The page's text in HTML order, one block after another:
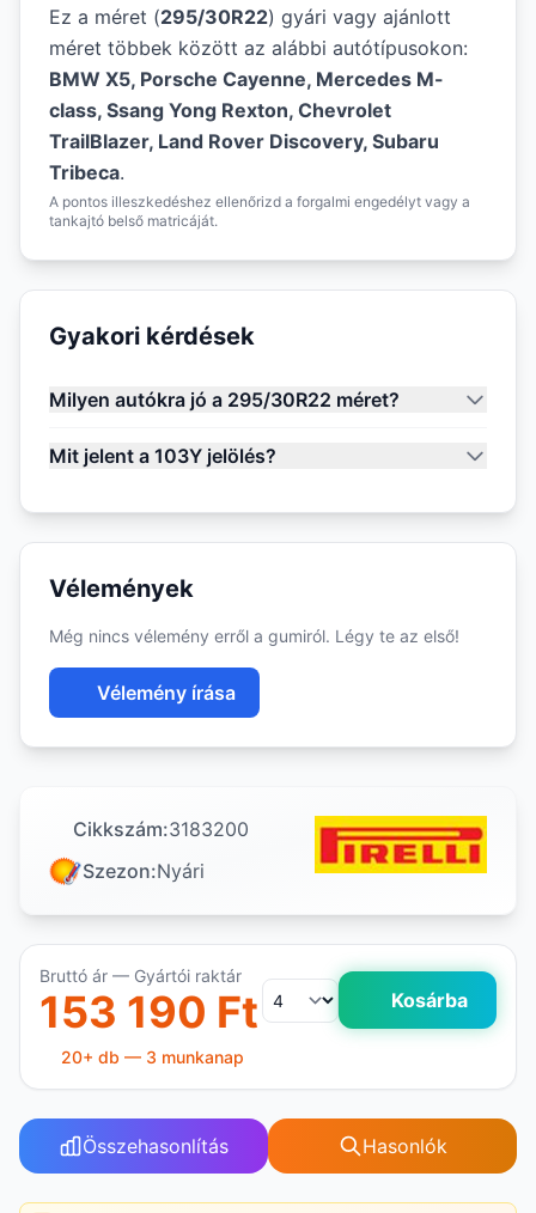
Ez a méret (295/30R22) gyári vagy ajánlott
méret többek között az alábbi autótípusokon:
BMW X5, Porsche Cayenne, Mercedes M-
class, Ssang Yong Rexton, Chevrolet
TrailBlazer, Land Rover Discovery, Subaru
Tribeca.
A pontos illeszkedéshez ellenőrizd a forgalmi engedélyt vagy a
tankajtó belső matricáját.
Gyakori kérdések
Milyen autókra jó a 295/30R22 méret?
Mit jelent a 103Y jelölés?
Vélemények
Még nincs vélemény erről a gumiról. Légy te az első!
Vélemény írása
Cikkszám:3183200
Szezon:Nyári
Bruttó ár — Gyártói raktár
153 190 Ft Kosárba
20+ db — 3 munkanap
Összehasonlítás Hasonlók